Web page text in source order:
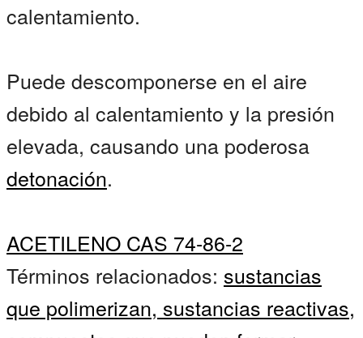
calentamiento.
Puede descomponerse en el aire
debido al calentamiento y la presión
elevada, causando una poderosa
detonación.
ACETILENO CAS 74-86-2
Términos relacionados: sustancias
que polimerizan, sustancias reactivas,